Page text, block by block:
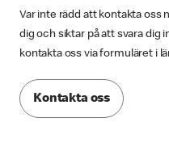
Var inte rädd att kontakta oss
dig och siktar på att svara dig
kontakta oss via formuläret i
Kontakta oss